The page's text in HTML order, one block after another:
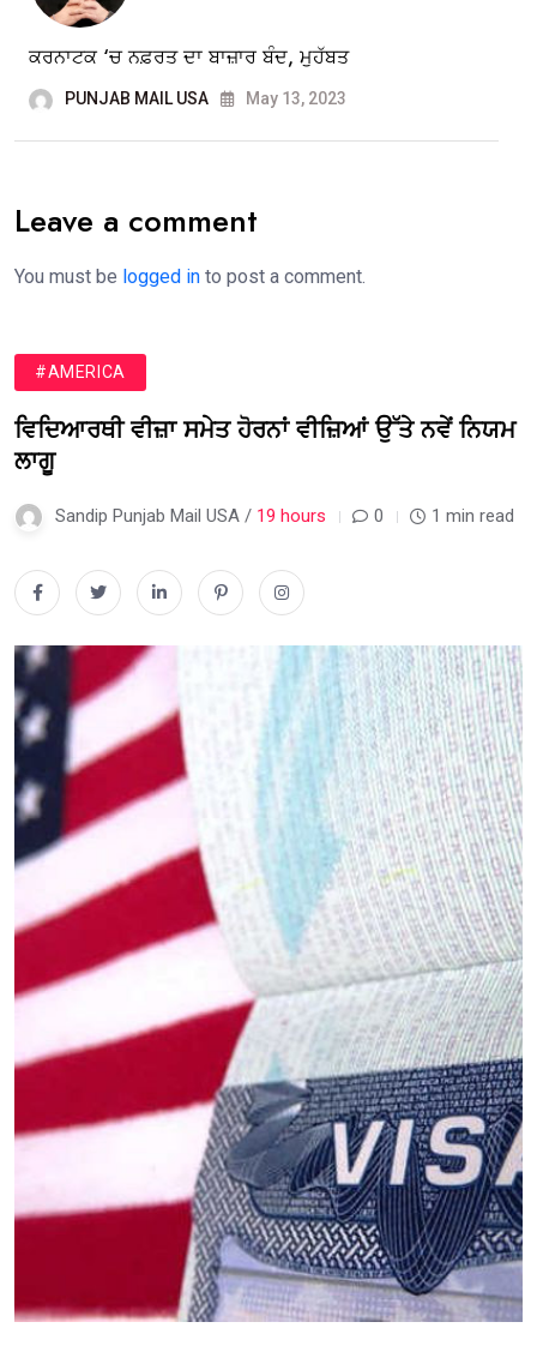
ਕਰਨਾਟਕ ‘ਚ ਨਫ਼ਰਤ ਦਾ ਬਾਜ਼ਾਰ ਬੰਦ, ਮੁਹੱਬਤ
PUNJAB MAIL USA May 13, 2023
Leave a comment
You must be logged in to post a comment.
#AMERICA
ਵਿਦਿਆਰਥੀ ਵੀਜ਼ਾ ਸਮੇਤ ਹੋਰਨਾਂ ਵੀਜ਼ਿਆਂ ਉੱਤੇ ਨਵੇਂ ਨਿਯਮ
ਲਾਗੂ
Sandip Punjab Mail USA / 19 hours 0 1 min read